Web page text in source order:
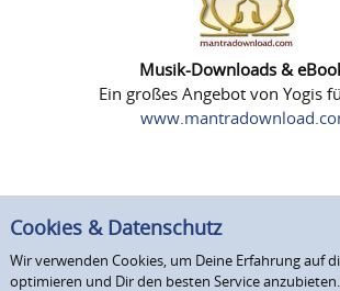
Musik-Downloads &
Ein großes Angebot von Yogis
Cookies & Datenschutz
Wir verwenden Cookies, um Deine Erfahrung auf
optimieren und Dir den besten Service